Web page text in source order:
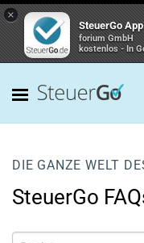
×
SteuerGo App
forium GmbH
kostenlos - In
DIE GANZE WELT
SteuerGo